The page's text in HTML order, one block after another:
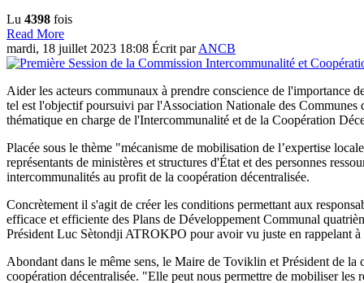
Lu 4398 fois
Read More
mardi, 18 juillet 2023 18:08 Écrit parANCB
Aider les acteurs communaux à prendre conscience de l'importance
tel est l'objectif poursuivi par l'Association Nationale des
thématique en charge de l'Intercommunalité et de la Coopération
Placée sous le thème "mécanisme de mobilisation de l’expertise
représentants de ministères et structures d'État et des personnes
intercommunalités au profit de la coopération décentralisée.
Concrètement il s'agit de créer les conditions permettant aux
efficace et efficiente des Plans de Développement Communal
Président Luc Sètondji ATROKPO pour avoir vu juste en rappelant
Abondant dans le même sens, le Maire de Toviklin et Président de
coopération décentralisée. "Elle peut nous permettre de mobiliser les